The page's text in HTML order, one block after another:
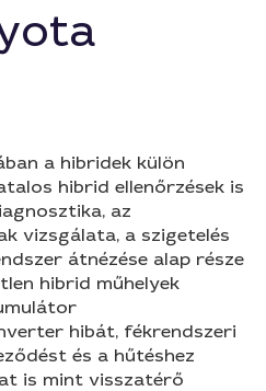
a hibridek külön
hibrid ellenőrzések is
az
vizsgálata, a szigetelés
átnézése alap része
hibrid műhelyek
hibát, fékrendszeri
és a hűtéshez
is mint visszatérő